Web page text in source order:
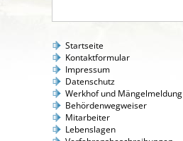
Startseite
Kontaktformular
Impressum
Datenschutz
Werkhof und Mängelmeldung
Behördenwegweiser
Mitarbeiter
Lebenslagen